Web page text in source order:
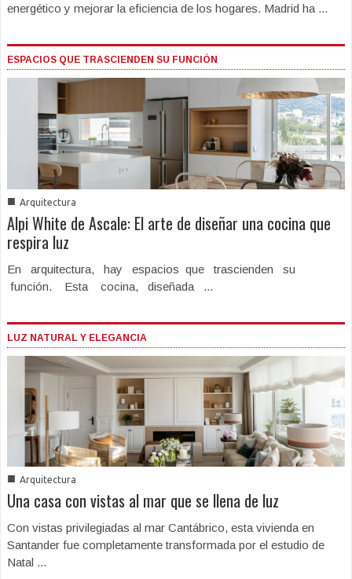
energético y mejorar la eficiencia de los hogares. Madrid ha ...
ESPACIOS QUE TRASCIENDEN SU FUNCIÓN
■ Arquitectura
Alpi White de Ascale: El arte de diseñar una cocina que
respira luz
En arquitectura, hay espacios que trascienden su
función. Esta cocina, diseñada ...
LUZ NATURAL Y ELEGANCIA
■ Arquitectura
Una casa con vistas al mar que se llena de luz
Con vistas privilegiadas al mar Cantábrico, esta vivienda en
Santander fue completamente transformada por el estudio de
Natal ...